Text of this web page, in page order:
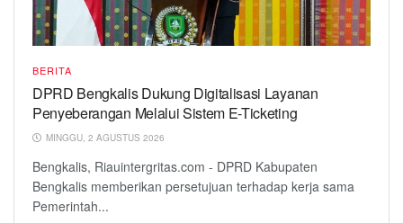
BERITA
DPRD Bengkalis Dukung Digitalisasi Layanan
Penyeberangan Melalui Sistem E-Ticketing
MINGGU, 2 AGUSTUS 2026
Bengkalis, Riauintergritas.com - DPRD Kabupaten
Bengkalis memberikan persetujuan terhadap kerja sama
Pemerintah...